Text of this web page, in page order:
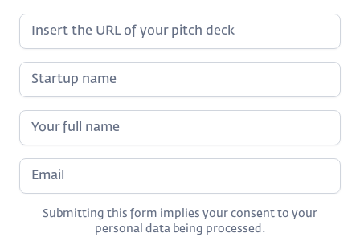
Submitting this form implies your consent to your
personal data being processed.